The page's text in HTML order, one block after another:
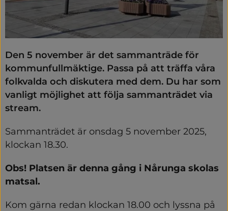
Den 5 november är det sammanträde för
kommunfullmäktige. Passa på att träffa våra
folkvalda och diskutera med dem. Du har som
vanligt möjlighet att följa sammanträdet via
stream.
Sammanträdet är onsdag 5 november 2025,
klockan 18.30.
Obs! Platsen är denna gång i Nårunga skolas
matsal.
Kom gärna redan klockan 18.00 och lyssna på